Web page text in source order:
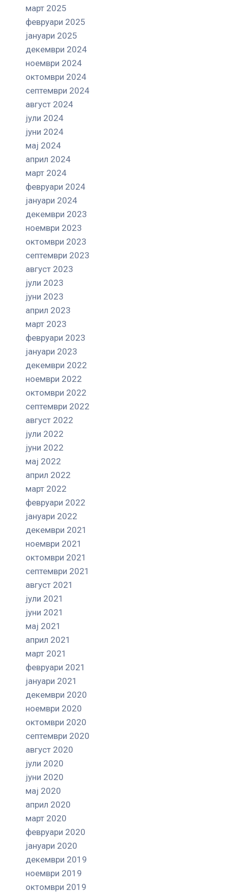
март 2025
февруари 2025
јануари 2025
декември 2024
ноември 2024
октомври 2024
септември 2024
август 2024
јули 2024
јуни 2024
мај 2024
април 2024
март 2024
февруари 2024
јануари 2024
декември 2023
ноември 2023
октомври 2023
септември 2023
август 2023
јули 2023
јуни 2023
април 2023
март 2023
февруари 2023
јануари 2023
декември 2022
ноември 2022
октомври 2022
септември 2022
август 2022
јули 2022
јуни 2022
мај 2022
април 2022
март 2022
февруари 2022
јануари 2022
декември 2021
ноември 2021
октомври 2021
септември 2021
август 2021
јули 2021
јуни 2021
мај 2021
април 2021
март 2021
февруари 2021
јануари 2021
декември 2020
ноември 2020
октомври 2020
септември 2020
август 2020
јули 2020
јуни 2020
мај 2020
април 2020
март 2020
февруари 2020
јануари 2020
декември 2019
ноември 2019
октомври 2019